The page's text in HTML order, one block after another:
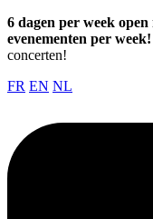
6 dagen per week
evenementen per week!
concerten!
FR EN NL